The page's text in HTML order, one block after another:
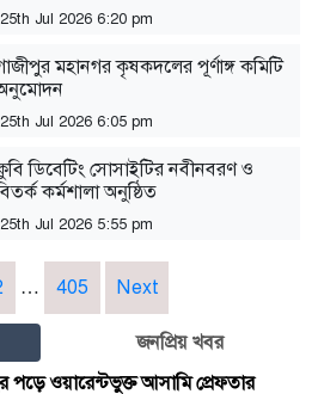
25th Jul 2026 6:20 pm
মহানগর কৃষকদলের পূর্ণাঙ্গ কমিটি
25th Jul 2026 6:05 pm
ডিবেটিং সোসাইটির নবীনবরণ ও
কর্মশালা অনুষ্ঠিত
25th Jul 2026 5:55 pm
… 405 Next
জনপ্রিয় খবর
ওয়ারেন্টভুক্ত আসামি প্রেফতার